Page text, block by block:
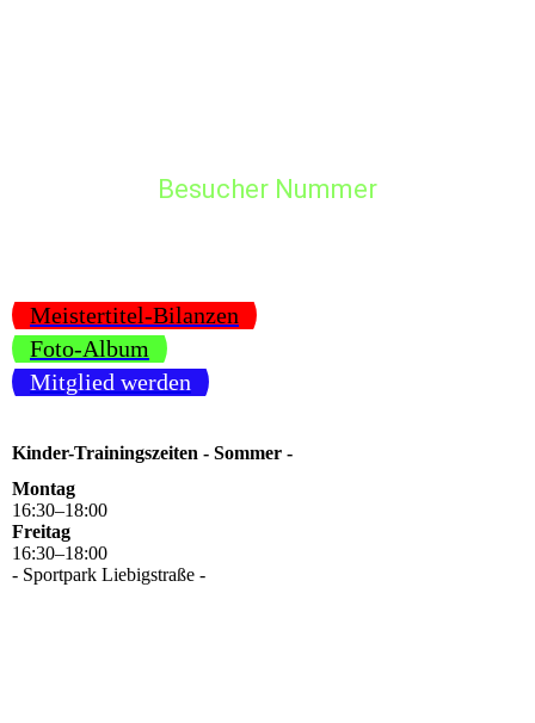
Besucher Nummer
Meistertitel-Bilanzen
Foto-Album
Mitglied werden
Kinder-Trainingszeiten - Sommer -
Montag
16:30–18:00
Freitag
16:30–18:00
- Sportpark Liebigstraße -